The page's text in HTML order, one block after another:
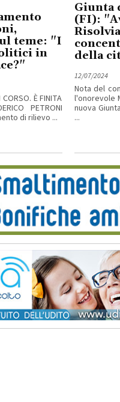
teme: "I
in
È FINITA
PETRONI
di rilievo ...
Giunta
(FI):
della
12/07/2024
Nota del
l'onorevole
nuova
...